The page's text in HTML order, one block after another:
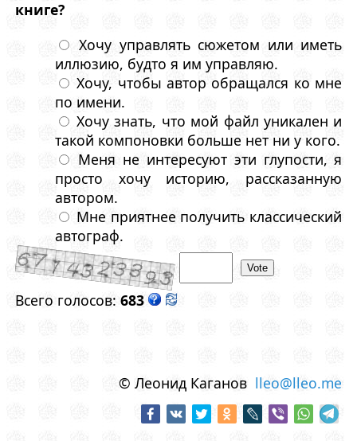
книге?
Хочу управлять сюжетом или иметь
иллюзию, будто я им управляю.
Хочу, чтобы автор обращался ко мне
по имени.
Хочу знать, что мой файл уникален и
такой компоновки больше нет ни у кого.
Меня не интересуют эти глупости, я
просто хочу историю, рассказанную
автором.
Мне приятнее получить классический
автограф.
Всего голосов: 683
© Леонид Каганов lleo@lleo.me